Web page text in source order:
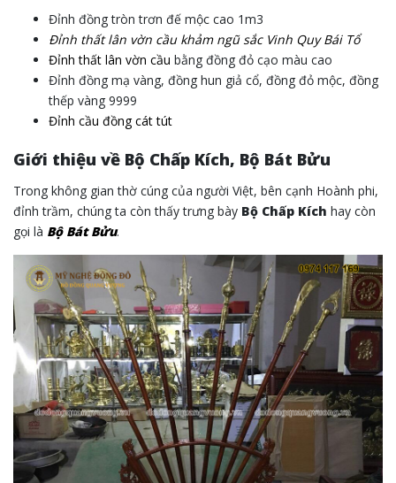
Đỉnh đồng tròn trơn đế mộc cao 1m3
Đỉnh thất lân vờn cầu khảm ngũ sắc Vinh Quy Bái Tổ
Đỉnh thất lân vờn cầu bằng đồng đỏ cạo màu cao
Đỉnh đồng mạ vàng, đồng hun giả cổ, đồng đỏ mộc, đồng
thếp vàng 9999
Đỉnh cầu đồng cát tút
Giới thiệu về Bộ Chấp Kích, Bộ Bát Bửu
Trong không gian thờ cúng của người Việt, bên cạnh Hoành phi,
đỉnh trầm, chúng ta còn thấy trưng bày Bộ Chấp Kích hay còn
gọi là Bộ Bát Bửu.